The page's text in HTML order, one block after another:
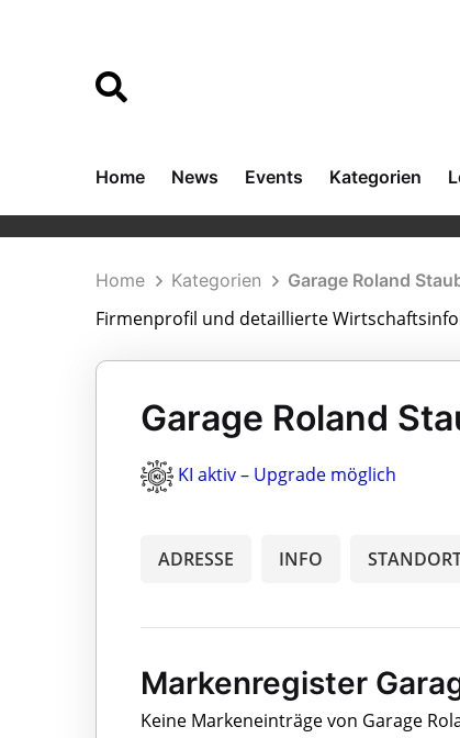
Home News Events Kategorien
Home Kategorien Garage Roland
Firmenprofil und detaillierte
Garage Roland
KI aktiv – Upgrade möglich
ADRESSE INFO
Markenregister
Keine Markeneinträge von Garage